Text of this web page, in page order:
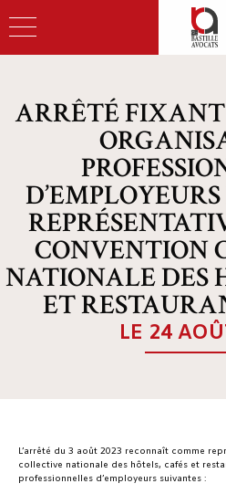
ARRÊTÉ
CONVENTION
NATIONALE DES
ET
LE 24
L’arrêté du 3 août 2023 reconnaît comme
collective nationale des hôtels, cafés et
professionnelles d’employeurs suivantes :